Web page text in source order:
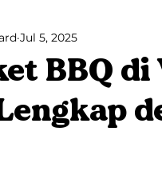
BBQ
Jul 5, 2025